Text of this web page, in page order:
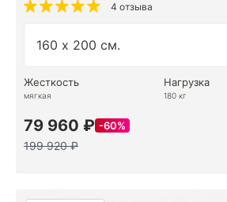
4 отзыва
Жесткость
мягкая
Нагрузка
180 кг
79 960 ₽ 60%
199 920 ₽